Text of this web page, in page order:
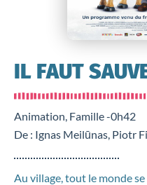
IL FAUT
Animation, Famille -0h42
De : Ignas Meilūnas, Piotr
Au village, tout le monde